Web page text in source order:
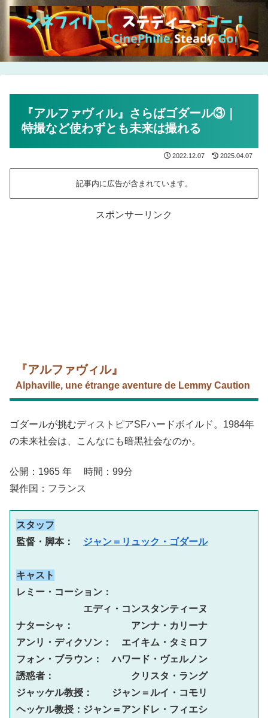
『アルファヴィル』さらばゴダール③｜
特撮など使わずとも未来は撮れる
2022.12.07 2025.04.07
記事内に広告が含まれています。
スポンサーリンク
『アルファヴィル』
Alphaville, une étrange aventure de Lemmy Caution
ゴダールが挑むディストピアSFハードボイルド。1984年
の未来社会は、こんなにも暗黒社会なのか。
公開：1965 年 時間：99分
製作国：フランス
スタッフ
監督・脚本： ジャン＝リュック・ゴダール
キャスト
レミー・コーション：
エディ・コンスタンティーヌ
ナターシャ：　　　　　　アンナ・カリーナ
アンリ・ディクソン：　エイキム・タミロフ
フォン・ブラウン：　ハワード・ヴェルノン
誘惑者：　　　　　　　　クリスタ・ラング
ジャッケル教授：　　ジャン＝ルイ・コモリ
ヘッケル教授：ジャン＝アンドレ・フィエシ